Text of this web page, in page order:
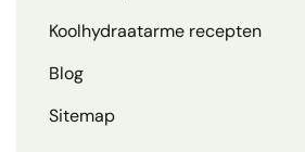
Koolhydraatarme recepten
Blog
Sitemap